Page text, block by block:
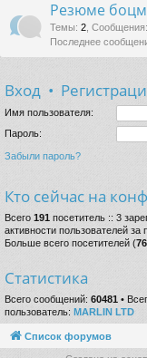
Резюме
Темы: 2 Сообщения:
Последнее
Вход •
Имя пользователя:
Пароль:
Забыли пароль?
Кто сейчас на
Всего 191 посетитель :: 3
активности пользователей за
Больше всего посетителей (
Статистика
Всего сообщений: 60481 •
пользователь: MARLIN LTD
Список форумов